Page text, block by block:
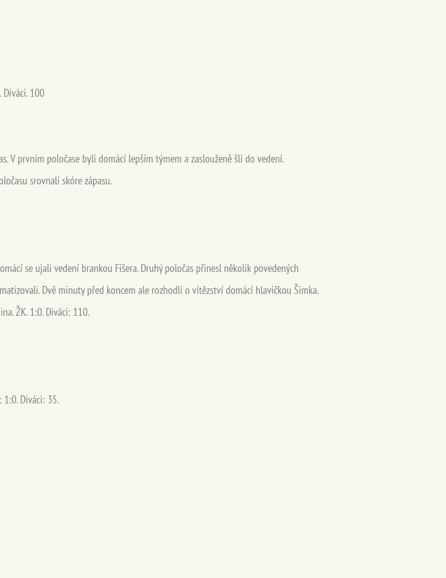
Diváci. 100
V prvním poločase byli domácí lepším týmem a zaslouženě šli do vedení.
srovnali skóre zápasu.
se ujali vedení brankou Fišera. Druhý poločas přinesl několik povedených
Dvě minuty před koncem ale rozhodli o vítězství domácí hlavičkou Šimka.
ŽK. 1:0. Diváci: 110.
1:0. Diváci: 35.